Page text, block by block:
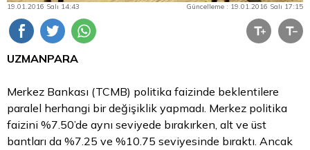
19.01.2016 Salı 14:43 Güncelleme : 19.01.2016 Salı 17:15
UZMANPARA
Merkez Bankası (TCMB) politika faizinde beklentilere
paralel herhangi bir değişiklik yapmadı. Merkez politika
faizini %7.50’de aynı seviyede bırakırken, alt ve üst
bantları da %7.25 ve %10.75 seviyesinde bıraktı. Ancak